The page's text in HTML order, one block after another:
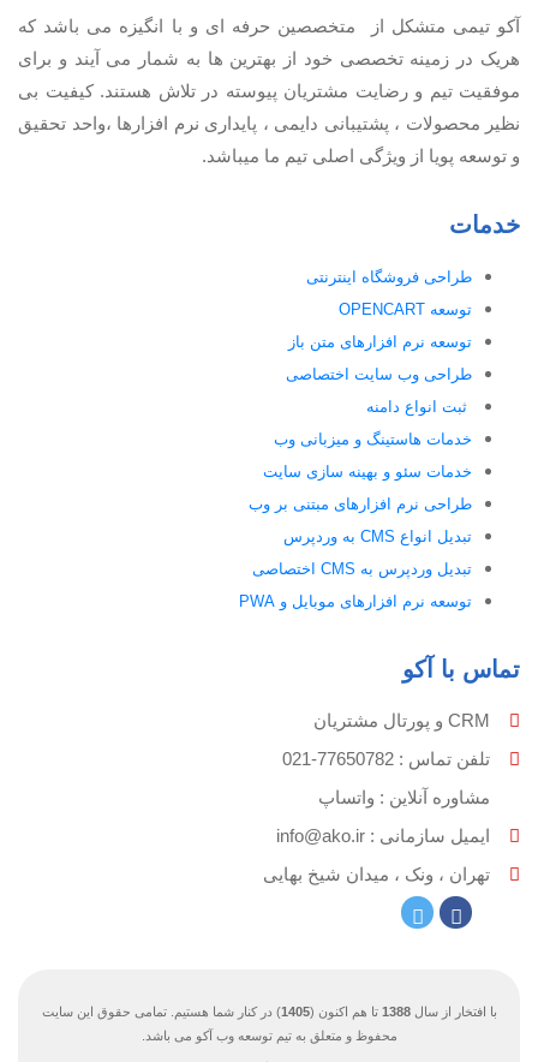
آكو تيمی متشکل از متخصصین حرفه ای و با انگیزه می باشد که
هریک در زمینه تخصصی خود از بهترین ها به شمار می آیند و برای
موفقیت تيم و رضایت مشتریان پیوسته در تلاش هستند. کیفیت بی
نظير محصولات ، پشتیبانی دايمی ، پایداری نرم افزارها ،واحد تحقیق
و توسعه پویا از ویژگی اصلی تیم ما میباشد.
خدمات
طراحی فروشگاه اینترنتی
توسعه OPENCART
توسعه نرم افزارهای متن باز
طراحی وب سایت اختصاصی
ثبت انواع دامنه
خدمات هاستینگ و میزبانی وب
خدمات سئو و بهینه سازی سایت
طراحی نرم افزارهای مبتنی بر وب
تبدیل انواع CMS به وردپرس
تبدیل وردپرس به CMS اختصاصی
توسعه نرم افزارهای موبایل و PWA
تماس با آکو
CRM و پورتال مشتریان
تلفن تماس :‌ 77650782-021
مشاوره آنلاین : واتساپ
ایمیل سازمانی :‌ info@ako.ir
تهران ، ونک ، میدان شیخ بهایی
با افتخار از سال1388 تا هم اکنون (1405) در کنار شما هستیم. تمامی حقوق این سایت
محفوظ و متعلق به تیم توسعه وب آکو می باشد.